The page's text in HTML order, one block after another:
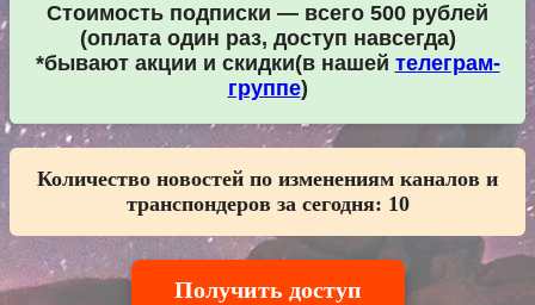
Стоимость подписки — всего 500 рублей
(оплата один раз, доступ навсегда)
*бывают акции и скидки(в нашей телеграм-
группе)
Количество новостей по изменениям каналов и
транспондеров за сегодня: 10
Получить доступ